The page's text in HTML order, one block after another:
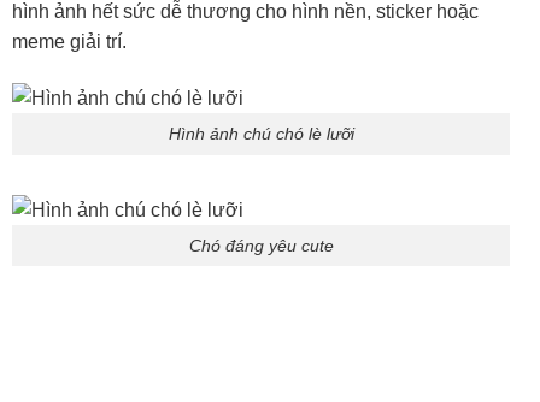
hình ảnh hết sức dễ thương cho hình nền, sticker hoặc
meme giải trí.
Hình ảnh chú chó lè lưỡi
Chó đáng yêu cute